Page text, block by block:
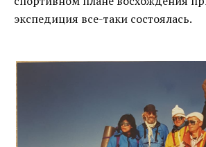
экспедиция все-таки состоялась.